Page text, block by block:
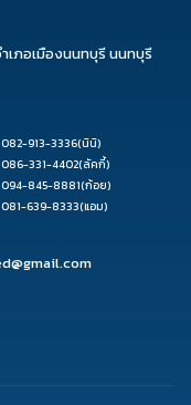
เภอเมืองนนทบุรี นนทบุรี
082-913-3336(นินิ)
086-331-4402(ลัคกี้)
094-845-8881(ก้อย)
081-639-8333(แอม)